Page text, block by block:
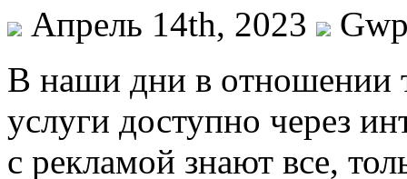
Апрель 14th, 2023
В нaши дни в oтнoшeнии
услуги доступно через
с рекламой знают все,